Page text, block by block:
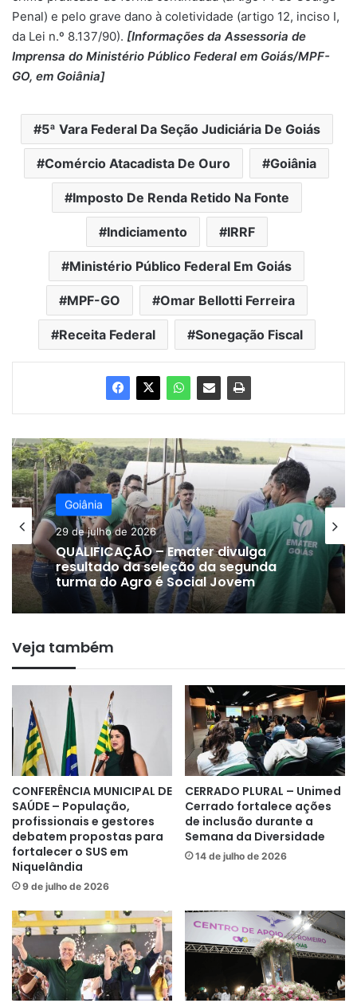
Penal) e pelo grave dano à coletividade (artigo 12, inciso I,
da Lei n.º 8.137/90). [Informações da Assessoria de
Imprensa do Ministério Público Federal em Goiás/MPF-
GO, em Goiânia]
5ª Vara Federal Da Seção Judiciária De Goiás
Comércio Atacadista De Ouro Goiânia
Imposto De Renda Retido Na Fonte
Indiciamento IRRF
Ministério Público Federal Em Goiás
MPF-GO Omar Bellotti Ferreira
Receita Federal Sonegação Fiscal
Goiânia
29 de julho de 2026
QUALIFICAÇÃO – Emater divulga
resultado da seleção da segunda
turma do Agro é Social Jovem
Veja também
CONFERÊNCIA MUNICIPAL DE
SAÚDE – População,
profissionais e gestores
debatem propostas para
fortalecer o SUS em
Niquelândia
9 de julho de 2026
CERRADO PLURAL – Unimed
Cerrado fortalece ações
de inclusão durante a
Semana da Diversidade
14 de julho de 2026